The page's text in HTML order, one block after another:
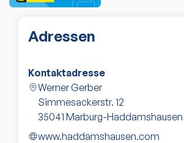
Adressen
Kontaktadresse
Werner Gerber
Simmesackerstr. 12
35041 Marburg-Haddamshausen
www.haddamshausen.com